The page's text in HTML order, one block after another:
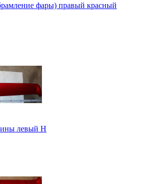
фары) правый красный
левый H